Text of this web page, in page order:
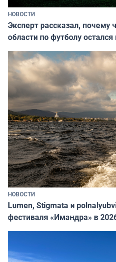
НОВОСТИ
Эксперт рассказал,
области по футболу
НОВОСТИ
Lumen, Stigmata и
фестиваля «Имандра» в